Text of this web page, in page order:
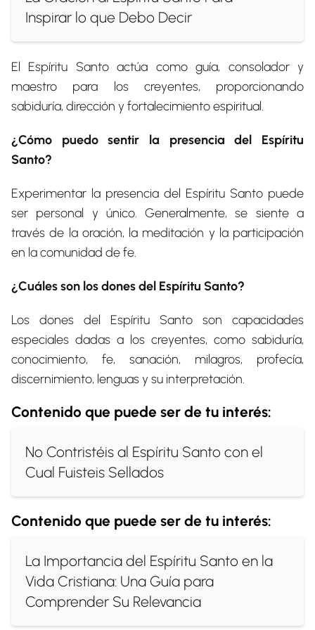
Inspirar lo que Debo Decir
El Espíritu Santo actúa como guía, consolador y
maestro para los creyentes, proporcionando
sabiduría, dirección y fortalecimiento espiritual.
¿Cómo puedo sentir la presencia del Espíritu
Santo?
Experimentar la presencia del Espíritu Santo puede
ser personal y único. Generalmente, se siente a
través de la oración, la meditación y la participación
en la comunidad de fe.
¿Cuáles son los dones del Espíritu Santo?
Los dones del Espíritu Santo son capacidades
especiales dadas a los creyentes, como sabiduría,
conocimiento, fe, sanación, milagros, profecía,
discernimiento, lenguas y su interpretación.
Contenido que puede ser de tu interés:
No Contristéis al Espíritu Santo con el
Cual Fuisteis Sellados
Contenido que puede ser de tu interés:
La Importancia del Espíritu Santo en la
Vida Cristiana: Una Guía para
Comprender Su Relevancia